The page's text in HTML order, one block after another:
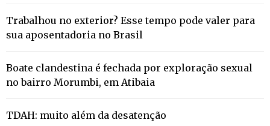
Trabalhou no exterior? Esse tempo pode valer para
sua aposentadoria no Brasil
Boate clandestina é fechada por exploração sexual
no bairro Morumbi, em Atibaia
TDAH: muito além da desatenção